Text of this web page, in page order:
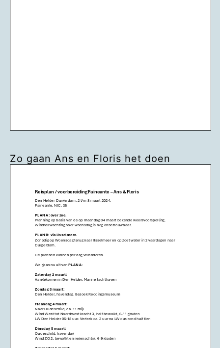
Zo gaan Ans en Floris het doen